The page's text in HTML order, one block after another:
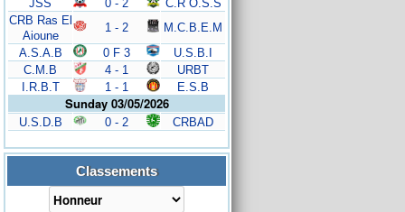
JSS
0 - 2
C.R O.S.S
CRB Ras El
Aioune
1 - 2
M.C.B.E.M
A.S.A.B
0 F 3
U.S.B.I
C.M.B
4 - 1
URBT
I.R.B.T
1 - 1 E.S.B
Sunday 03/05/2026
U.S.D.B 0 - 2 CRBAD
Classements